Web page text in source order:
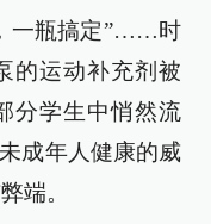
一瓶搞定”……时
的运动补充剂被
分学生中悄然流
成年人健康的威
端。